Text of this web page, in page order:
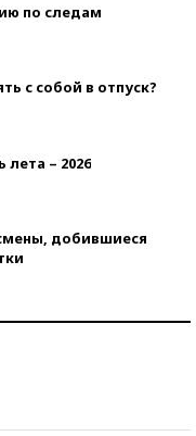
по следам
с собой в отпуск?
– 2026
добившиеся